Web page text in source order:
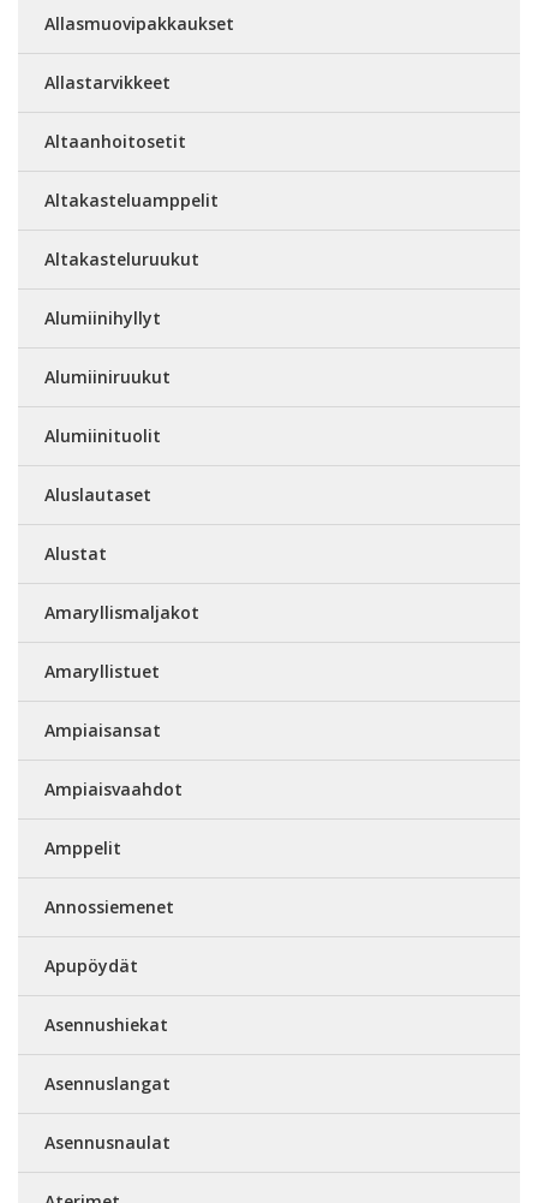
Allasmuovipakkaukset
Allastarvikkeet
Altaanhoitosetit
Altakasteluamppelit
Altakasteluruukut
Alumiinihyllyt
Alumiiniruukut
Alumiinituolit
Aluslautaset
Alustat
Amaryllismaljakot
Amaryllistuet
Ampiaisansat
Ampiaisvaahdot
Amppelit
Annossiemenet
Apupöydät
Asennushiekat
Asennuslangat
Asennusnaulat